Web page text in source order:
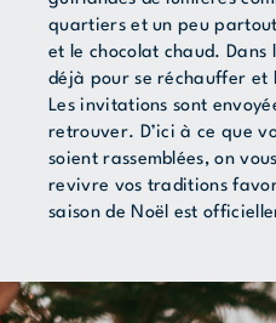
quartiers et un peu
et le chocolat chaud. Dans
déjà pour se réchauffer et
Les invitations sont
retrouver. D’ici à ce que
soient rassemblées, on
revivre vos traditions
saison de Noël est